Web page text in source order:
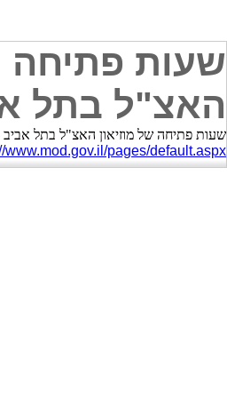
שעות פתיחה
האצ"ל בתל
שעות פתיחה של מוזיאון האצ"ל בתל אביב
www.mod.gov.il/pages/default.aspx